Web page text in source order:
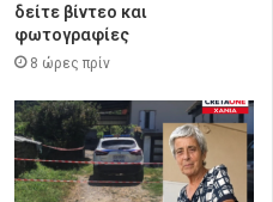
δείτε βίντεο και
φωτογραφίες
8 ώρες πρίν